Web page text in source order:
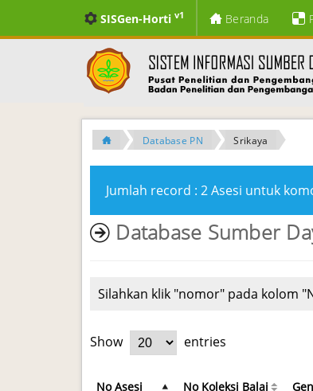
SISGen-Horti v1 Beranda
Database PN Srikaya
Jumlah record : 2 Asesi untuk
Database Sumber
Silahkan klik "nomor" pada kolom
Show entries
No Asesi No Koleksi Balai